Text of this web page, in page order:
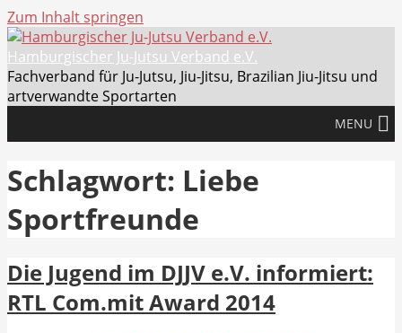
Zum Inhalt springen
Hamburgischer Ju-Jutsu Verband e.V.
Fachverband für Ju-Jutsu, Jiu-Jitsu, Brazilian Jiu-Jitsu und
artverwandte Sportarten
MENU
Schlagwort: Liebe
Sportfreunde
Die Jugend im DJJV e.V. informiert:
RTL Com.mit Award 2014